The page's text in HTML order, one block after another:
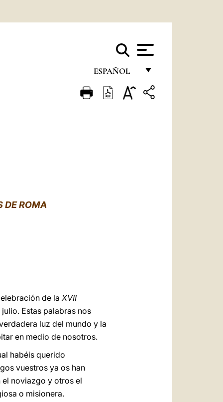
ESPAÑOL
FRANÇAIS
DE ROMA
de la XVII
Estas palabras nos
luz del mundo y la
en medio de nosotros.
habéis querido
vuestros ya os han
el noviazgo y otros el
o misionera.